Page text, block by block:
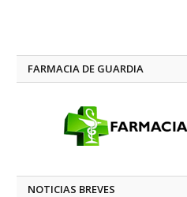
FARMACIA DE GUARDIA
NOTICIAS BREVES